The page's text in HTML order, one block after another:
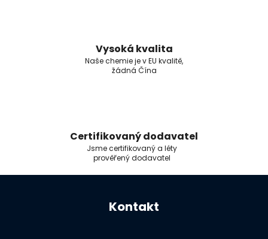
Vysoká kvalita
Naše chemie je v EU kvalitě,
žádná Čína
Certifikovaný dodavatel
Jsme certifikovaný a léty
prověřený dodavatel
Z
Kontakt